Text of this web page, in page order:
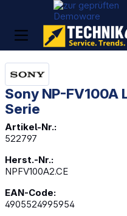
Sony NP-FV100A
Serie
Artikel-Nr.:
522797
Herst.-Nr.:
NPFV100A2.CE
EAN-Code:
4905524995954